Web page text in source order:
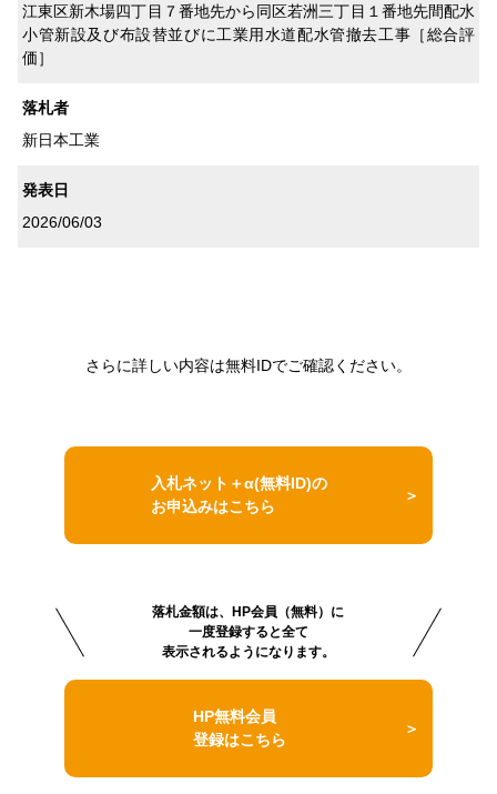
江東区新木場四丁目７番地先から同区若洲三丁目１番地先間配水
小管新設及び布設替並びに工業用水道配水管撤去工事［総合評
価］
落札者
新日本工業
発表日
2026/06/03
さらに詳しい内容は無料IDでご確認ください。
入札ネット＋α(無料ID)の
お申込みはこちら
落札金額は、HP会員（無料）に
一度登録すると全て
表示されるようになります。
HP無料会員
登録はこちら